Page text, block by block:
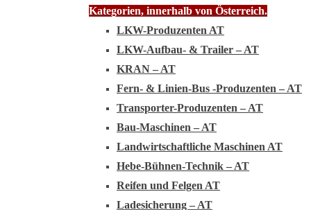
Kategorien, innerhalb von Österreich.
LKW-Produzenten AT
LKW-Aufbau- & Trailer – AT
KRAN – AT
Fern- & Linien-Bus -Produzenten – AT
Transporter-Produzenten – AT
Bau-Maschinen – AT
Landwirtschaftliche Maschinen AT
Hebe-Bühnen-Technik – AT
Reifen und Felgen AT
Ladesicherung – AT